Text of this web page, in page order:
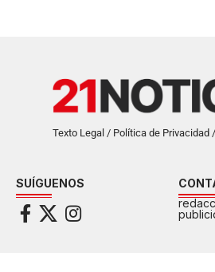
Texto Legal / Política de Privacidad
SUÍGUENOS